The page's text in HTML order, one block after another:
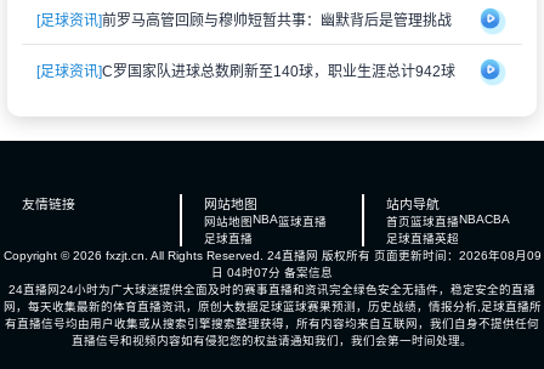
[足球资讯]前罗马高管回顾与穆帅短暂共事：幽默背后是管理挑战
[足球资讯]C罗国家队进球总数刷新至140球，职业生涯总计942球
友情链接 网站地图
网站地图 NBA篮球直播
足球直播
站内导航
首页篮球直播NBACBA
足球直播英超
Copyright © 2026 fxzjt.cn. All Rights Reserved. 24直播网 版权所有 页面更新时间：2026年08月09
日 04时07分 备案信息
24直播网24小时为广大球迷提供全面及时的赛事直播和资讯完全绿色安全无插件，稳定安全的直播
网，每天收集最新的体育直播资讯，原创大数据足球篮球赛果预测，历史战绩，情报分析,足球直播所
有直播信号均由用户收集或从搜索引擎搜索整理获得，所有内容均来自互联网，我们自身不提供任何
直播信号和视频内容如有侵犯您的权益请通知我们，我们会第一时间处理。